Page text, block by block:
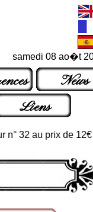
samedi 08 ao�t
News
Liens
au prix de 12€